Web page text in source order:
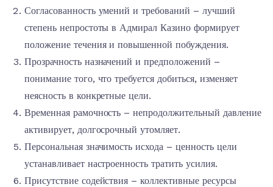
Согласованность умений и требований – лучший
степень непростоты в Адмирал Казино формирует
положение течения и повышенной побуждения.
Прозрачность назначений и предположений –
понимание того, что требуется добиться, изменяет
неясность в конкретные цели.
Временная рамочность – непродолжительный давление
активирует, долгосрочный утомляет.
Персональная значимость исхода – ценность цели
устанавливает настроенность тратить усилия.
Присутствие содействия – коллективные ресурсы